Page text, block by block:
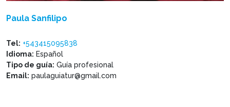
Paula Sanfilipo
Tel: +543415095838
Idioma: Español
Tipo de guía: Guía profesional
Email: paulaguiatur@gmail.com